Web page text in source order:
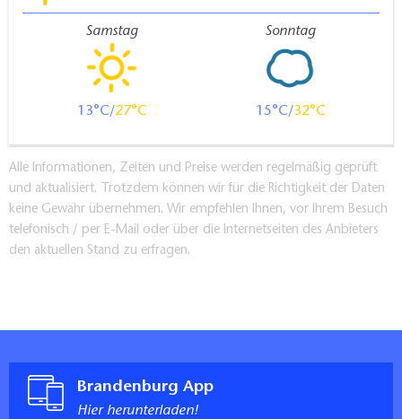
Samstag
13 27
Sonntag
15 32
Alle Informationen, Zeiten und Preise werden regelmäßig geprüft
und aktualisiert. Trotzdem können wir für die Richtigkeit der Daten
keine Gewähr übernehmen. Wir empfehlen Ihnen, vor Ihrem Besuch
telefonisch / per E-Mail oder über die Internetseiten des Anbieters
den aktuellen Stand zu erfragen.
Brandenburg App
Hier herunterladen!